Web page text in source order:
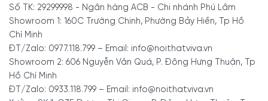
Số TK: 29299998 - Ngân hàng ACB - Chi nhánh Phú Lâm
Showroom 1: 160C Trường Chinh, Phường Bảy Hiền, Tp Hồ
Chí Minh
ĐT/Zalo: 0977.118.799 – Email: info@noithatviva.vn
Showroom 2: 606 Nguyễn Văn Quá, P. Đông Hưng Thuận, Tp
Hồ Chí Minh
ĐT/Zalo: 0933.118.799 – Email: info@noithatviva.vn